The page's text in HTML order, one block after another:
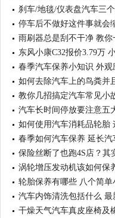
刹车/地毯/仪表盘汽车三
停车后不做好这件事就会
雨刷器总是刮不干净 教
东风小康C32报价3.79万
春季汽车保养小知识 外
如何去除汽车上的鸟粪并
教你几招搞定汽车常见小
汽车长时间停放要注意五
如何使用汽车消耗品轮胎
春季如何汽车保养 延长
保险丝断了也跑4S店？其
涡轮增压发动机该如何保
轮胎保养有哪些 八个简
汽车内饰清洗包括什么
干燥天气汽车真皮座椅及